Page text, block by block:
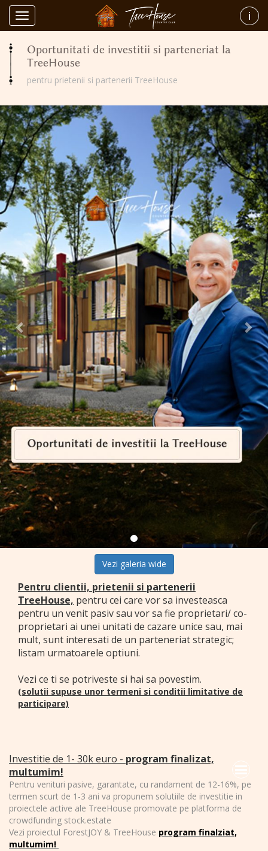
Toggle
navigation
Home
Oportunitati de investitii si parteneriat la TreeHouse
Oportunitati de investitii si parteneriat la
TreeHouse
pentru prietenii si partenerii TreeHouse
Vezi galeria wide
Pentru clientii, prietenii si partenerii
TreeHouse, pentru cei care vor sa investeasca
pentru un venit pasiv sau vor sa fie proprietari/ co-
proprietari ai unei unitati de cazare unice sau, mai
mult, sunt interesati de un parteneriat strategic;
listam urmatoarele optiuni.
Vezi ce ti se potriveste si hai sa povestim.
(solutii supuse unor termeni si conditii limitative de
participare)
Investitie de 1- 30k euro - program finalizat,
multumim!
Pentru venituri pasive, garantate, cu randament de 12-16%, pe
termen scurt de 1-3 ani va propunem solutiile de investitie in
proiectele active ale TreeHouse promovate pe platforma de
crowdfunding stock.estate
Vezi proiectul ForestJOY & TreeHouse program finalziat,
multumim!